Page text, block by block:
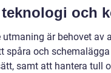
och
utmaning är behovet av
spåra och
samt att hantera tull